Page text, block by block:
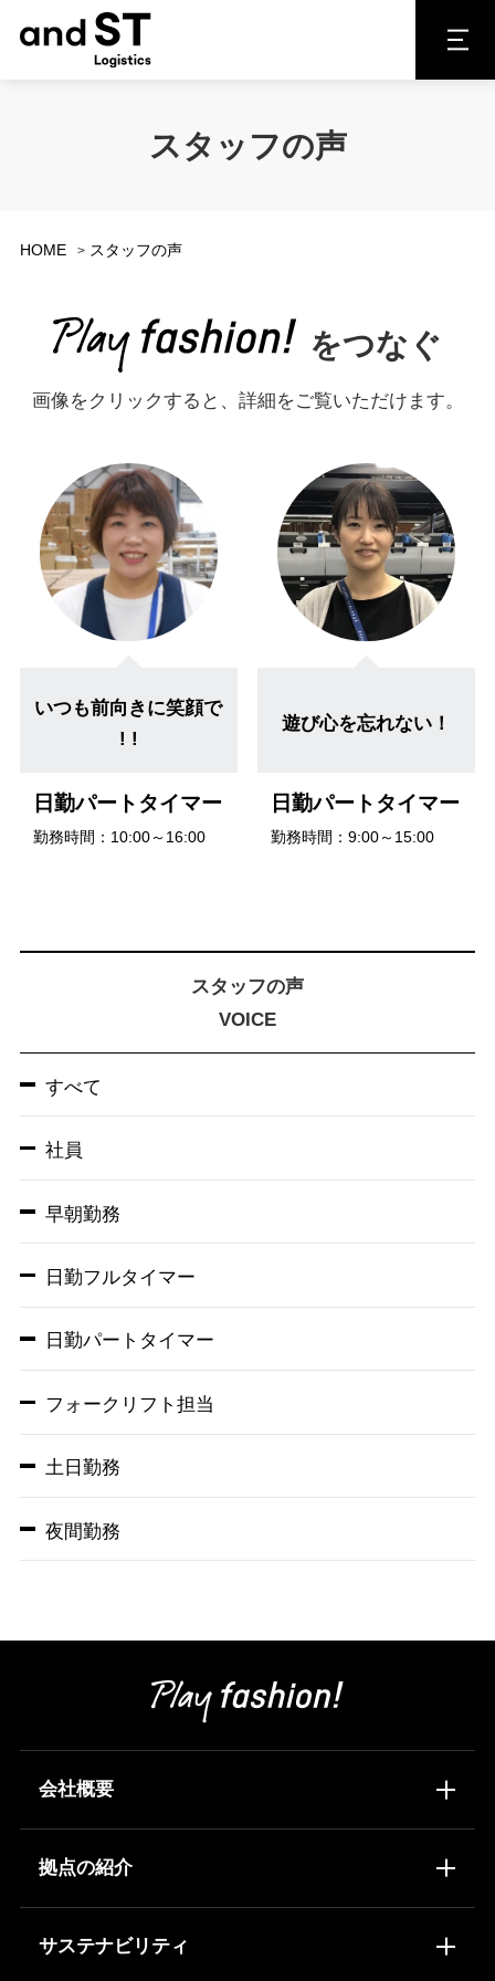
スタッフの声
HOME スタッフの声
をつなぐ
画像をクリックすると、詳細をご覧いただけます。
いつも前向きに笑顔で
! !
日勤パートタイマー
勤務時間：10:00～16:00
遊び心を忘れない！
日勤パートタイマー
勤務時間：9:00～15:00
スタッフの声
VOICE
すべて
社員
早朝勤務
日勤フルタイマー
日勤パートタイマー
フォークリフト担当
土日勤務
夜間勤務
会社概要
拠点の紹介
サステナビリティ